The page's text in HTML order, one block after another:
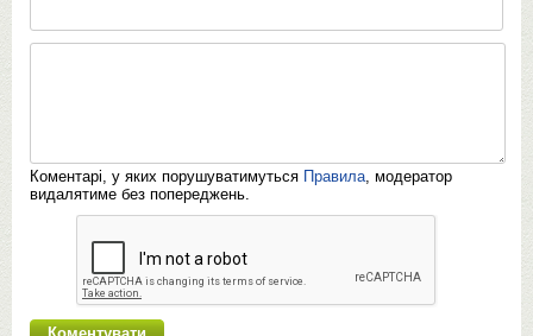
Коментарі, у яких порушуватимуться Правила, модератор
видалятиме без попереджень.